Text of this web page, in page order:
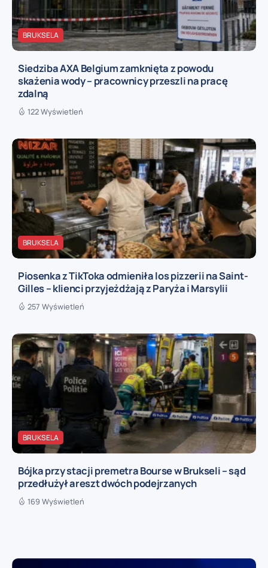
BRUKSELA
Siedziba AXA Belgium zamknięta z powodu
skażenia wody – pracownicy przeszli na pracę
zdalną
122 Wyświetleń
BRUKSELA
Piosenka z TikToka odmieniła los pizzerii na Saint-
Gilles – klienci przyjeżdżają z Paryża i Marsylii
257 Wyświetleń
BRUKSELA
Bójka przy stacji premetra Bourse w Brukseli – sąd
przedłużył areszt dwóch podejrzanych
169 Wyświetleń